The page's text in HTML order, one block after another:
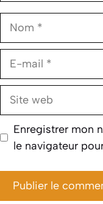
Nom
E-
Site
Enregistrer mon
le navigateur